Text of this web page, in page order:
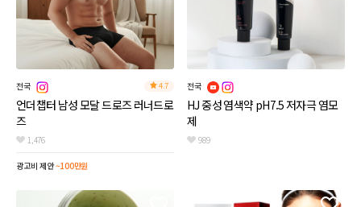
전국 4.7
언더챕터 남성 모달 드로즈 러너드로
즈
1,476
광고비 제안~100만원
전국
HJ 중성 염색약 pH7.5 저자극 염모
제
989